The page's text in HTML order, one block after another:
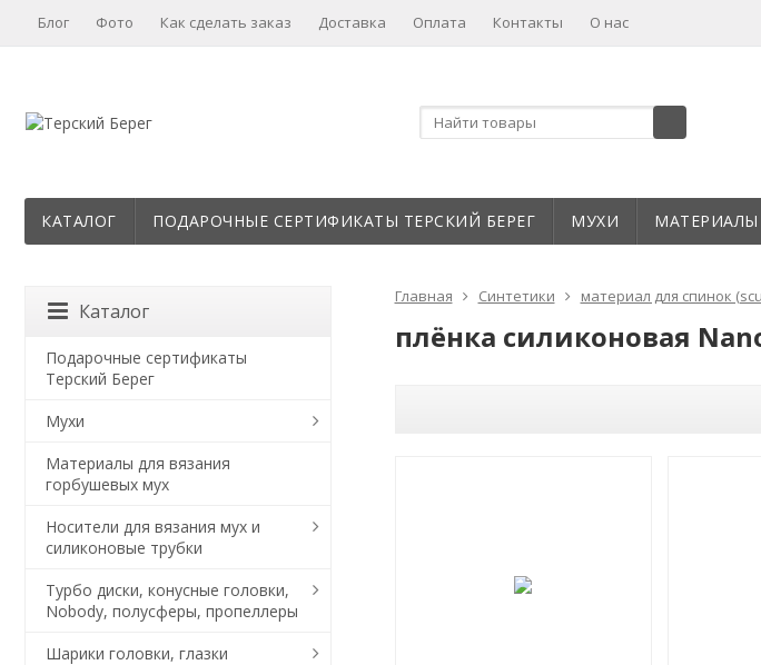
Блог Фото Как сделать заказ Доставка Оплата Контакты О нас
КАТАЛОГ ПОДАРОЧНЫЕ СЕРТИФИКАТЫ ТЕРСКИЙ БЕРЕГ МУХИ
Главная Синтетики материал для спинок
плёнка силиконовая
Каталог
Подарочные сертификаты
Терский Берег
Мухи
Материалы для вязания
горбушевых мух
Носители для вязания мух и
силиконовые трубки
Турбо диски, конусные головки,
Nobody, полусферы, пропеллеры
Шарики головки, глазки